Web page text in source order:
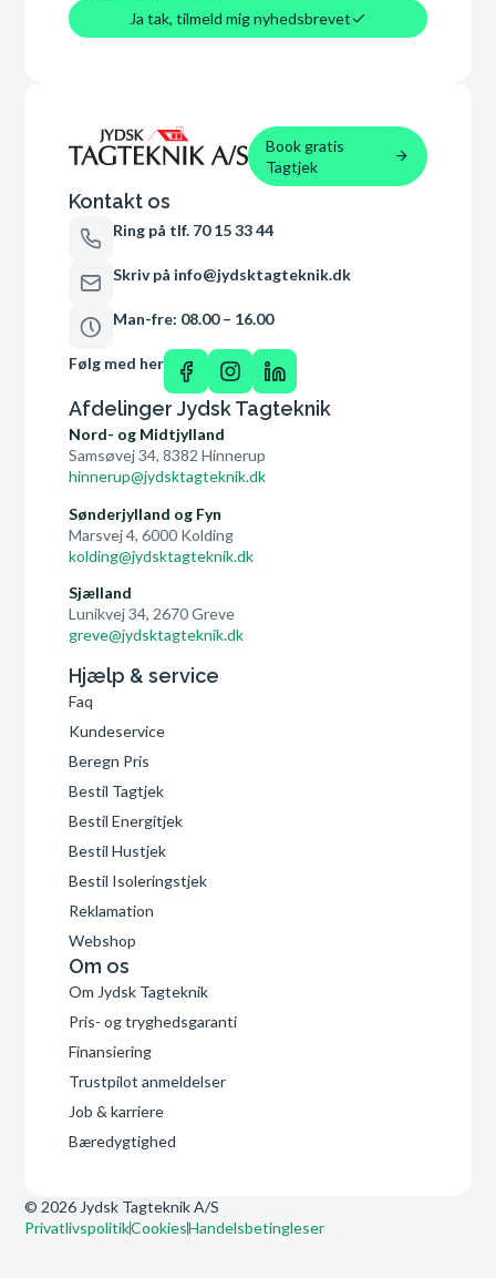
Ja tak, tilmeld mig nyhedsbrevet
Book gratis
Tagtjek
Kontakt os
Ring på tlf. 70 15 33 44
Skriv på info@jydsktagteknik.dk
Man-fre: 08.00 – 16.00
Følg med her
Afdelinger Jydsk Tagteknik
Nord- og Midtjylland
Samsøvej 34, 8382 Hinnerup
hinnerup@jydsktagteknik.dk
Sønderjylland og Fyn
Marsvej 4, 6000 Kolding
kolding@jydsktagteknik.dk
Sjælland
Lunikvej 34, 2670 Greve
greve@jydsktagteknik.dk
Hjælp & service
Faq
Kundeservice
Beregn Pris
Bestil Tagtjek
Bestil Energitjek
Bestil Hustjek
Bestil Isoleringstjek
Reklamation
Webshop
Om os
Om Jydsk Tagteknik
Pris- og tryghedsgaranti
Finansiering
Trustpilot anmeldelser
Job & karriere
Bæredygtighed
© 2026 Jydsk Tagteknik A/S
PrivatlivspolitikCookiesHandelsbetingleser